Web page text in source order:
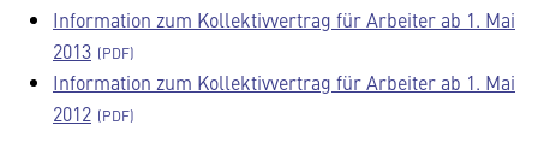
Information zum Kollektivvertrag für Arbeiter ab 1. Mai
2013
Information zum Kollektivvertrag für Arbeiter ab 1. Mai
2012